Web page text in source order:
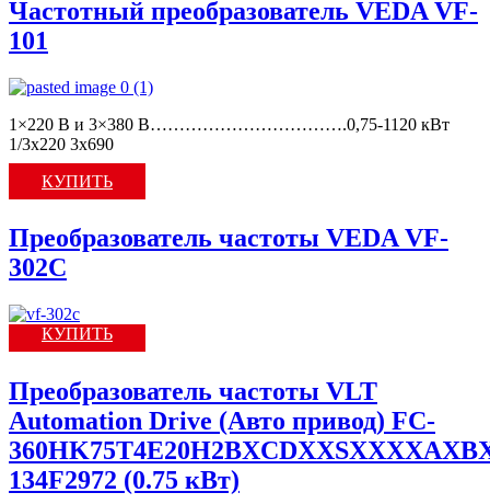
Частотный преобразователь VEDA VF-
101
1×220 В и 3×380 В…………………………….0,75-1120 кВт
1/3x220 3х690
КУПИТЬ
Преобразователь частоты VEDA VF-
302C
КУПИТЬ
Преобразователь частоты VLT
Automation Drive (Авто привод) FC-
134F2972 (0.75 кВт)